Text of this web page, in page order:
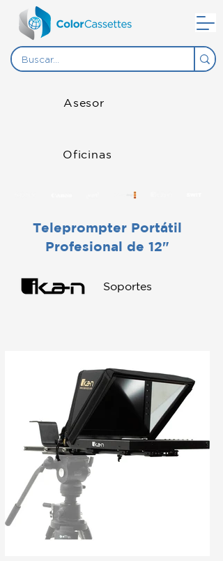
Asesor
Oficinas
Teleprompter Portátil
Profesional de 12"
Soportes